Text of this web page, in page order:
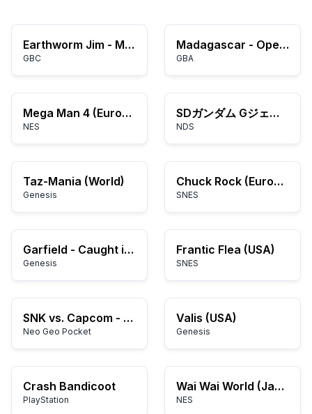
Earthworm Jim - Menace 2 the Galaxy (USA)
GBC
Madagascar - Operation Penguin (E)(Independent)
GBA
Mega Man 4 (Europe)
NES
SDガンダム Gジェネレーション DS
NDS
Taz-Mania (World)
Genesis
Chuck Rock (Europe)
SNES
Garfield - Caught in the Act (USA, Europe)
Genesis
Frantic Flea (USA)
SNES
SNK vs. Capcom - The Match of the Millennium (World) (En,Ja)
Neo Geo Pocket
Valis (USA)
Genesis
Crash Bandicoot
PlayStation
Wai Wai World (Japan)
NES